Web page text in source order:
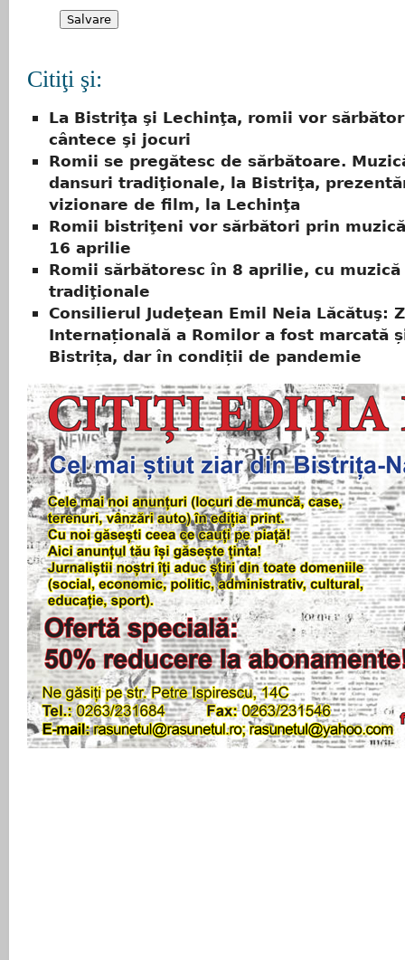
Citiţi şi:
La Bistriţa şi Lechinţa, romii vor
cântece şi jocuri
Romii se pregătesc de sărbătoare.
dansuri tradiţionale, la Bistriţa,
vizionare de film, la Lechinţa
Romii bistriţeni vor sărbători prin
16 aprilie
Romii sărbătoresc în 8 aprilie, cu
tradiţionale
Consilierul Judeţean Emil Neia Lăcătuş:
Internațională a Romilor a fost marcată
Bistrița, dar în condiții de pandemie